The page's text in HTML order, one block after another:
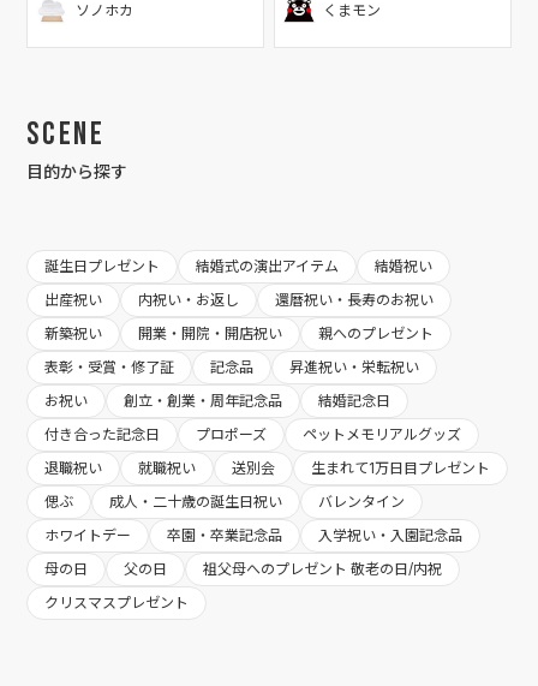
ソノホカ くまモン
Scene
目的から探す
誕生日プレゼント 結婚式の演出アイテム
結婚祝い
出産祝い
内祝い・お返し
還暦祝い・長寿のお祝い
新築祝い
開業・開院・開店祝い
親へのプレゼント
表彰・受賞・修了証
記念品
昇進祝い・栄転祝い
お祝い
創立・創業・周年記念品
結婚記念日
付き合った記念日
プロポーズ
ペットメモリアルグッズ
退職祝い
就職祝い 送別会
生まれて1万日目プレゼント
偲ぶ
成人・二十歳の誕生日祝い
バレンタイン
ホワイトデー
卒園・卒業記念品
入学祝い・入園記念品
母の日
父の日
祖父母へのプレゼント 敬老の日/内祝
クリスマスプレゼント